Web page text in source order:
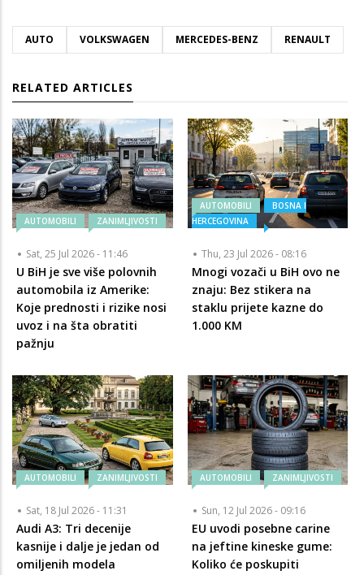
AUTO VOLKSWAGEN MERCEDES-BENZ RENAULT
RELATED ARTICLES
AUTOMOBILI ZANIMLJIVOSTI
Sat, 25 Jul 2026 - 11:46
U BiH je sve više polovnih
automobila iz Amerike:
Koje prednosti i rizike nosi
uvoz i na šta obratiti
pažnju
AUTOMOBILI
BOSNA I
HERCEGOVINA
Thu, 23 Jul 2026 - 08:16
Mnogi vozači u BiH ovo ne
znaju: Bez stikera na
staklu prijete kazne do
1.000 KM
AUTOMOBILI ZANIMLJIVOSTI
Sat, 18 Jul 2026 - 11:31
Audi A3: Tri decenije
kasnije i dalje je jedan od
omiljenih modela
AUTOMOBILI ZANIMLJIVOSTI
Sun, 12 Jul 2026 - 09:16
EU uvodi posebne carine
na jeftine kineske gume:
Koliko će poskupiti